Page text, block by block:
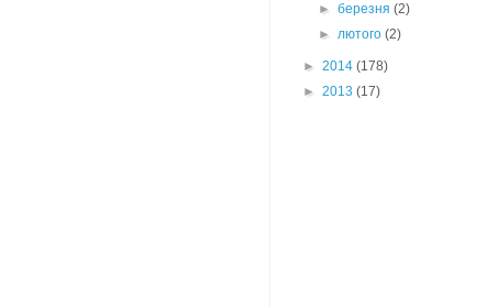
►березня(2)
►лютого(2)
► 2014 (178)
► 2013 (17)